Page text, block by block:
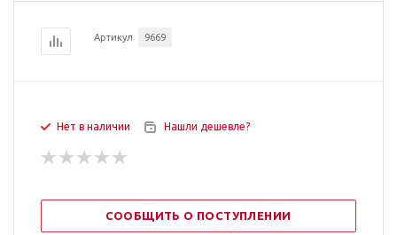
Артикул 9669
Нет в наличии Нашли дешевле?
СООБЩИТЬ О ПОСТУПЛЕНИИ